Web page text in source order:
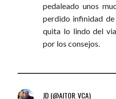
pedaleado unos
perdido infinidad
quita lo lindo del
por los consejos.
JD (@AITOR_VCA)